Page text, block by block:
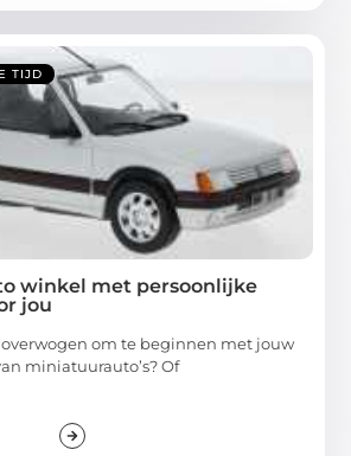
TIJD
winkel met persoonlijke
jou
overwogen om te beginnen met jouw
miniatuurauto’s? Of